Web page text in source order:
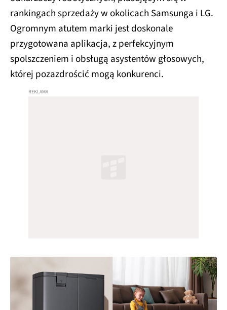
rankingach sprzedaży w okolicach Samsunga i LG.
Ogromnym atutem marki jest doskonale
przygotowana aplikacja, z perfekcyjnym
spolszczeniem i obsługą asystentów głosowych,
której pozazdrościć mogą konkurenci.